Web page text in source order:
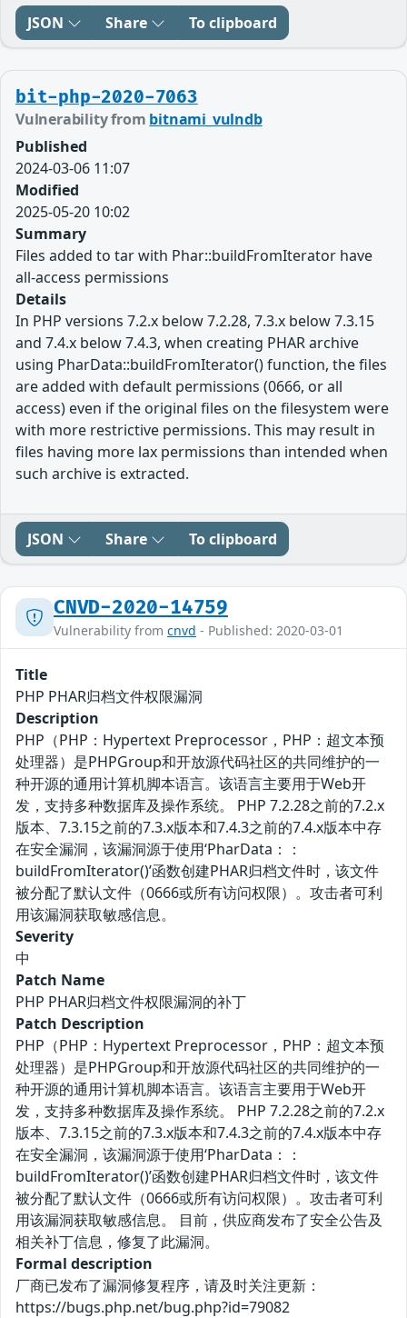
JSON Share To clipboard
bit-php-2020-7063
Vulnerability from bitnami_vulndb
Published
2024-03-06 11:07
Modified
2025-05-20 10:02
Summary
Files added to tar with Phar::buildFromIterator have
all-access permissions
Details
In PHP versions 7.2.x below 7.2.28, 7.3.x below 7.3.15
and 7.4.x below 7.4.3, when creating PHAR archive
using PharData::buildFromIterator() function, the files
are added with default permissions (0666, or all
access) even if the original files on the filesystem were
with more restrictive permissions. This may result in
files having more lax permissions than intended when
such archive is extracted.
JSON Share To clipboard
CNVD-2020-14759
Vulnerability from cnvd - Published: 2020-03-01
Title
PHP PHAR归档文件权限漏洞
Description
PHP（PHP：Hypertext Preprocessor，PHP：超文本预
处理器）是PHPGroup和开放源代码社区的共同维护的一
种开源的通用计算机脚本语言。该语言主要用于Web开
发，支持多种数据库及操作系统。 PHP 7.2.28之前的7.2.x
版本、7.3.15之前的7.3.x版本和7.4.3之前的7.4.x版本中存
在安全漏洞，该漏洞源于使用‘PharData：：
buildFromIterator()’函数创建PHAR归档文件时，该文件
被分配了默认文件（0666或所有访问权限）。攻击者可利
用该漏洞获取敏感信息。
Severity
中
Patch Name
PHP PHAR归档文件权限漏洞的补丁
Patch Description
PHP（PHP：Hypertext Preprocessor，PHP：超文本预
处理器）是PHPGroup和开放源代码社区的共同维护的一
种开源的通用计算机脚本语言。该语言主要用于Web开
发，支持多种数据库及操作系统。 PHP 7.2.28之前的7.2.x
版本、7.3.15之前的7.3.x版本和7.4.3之前的7.4.x版本中存
在安全漏洞，该漏洞源于使用‘PharData：：
buildFromIterator()’函数创建PHAR归档文件时，该文件
被分配了默认文件（0666或所有访问权限）。攻击者可利
用该漏洞获取敏感信息。 目前，供应商发布了安全公告及
相关补丁信息，修复了此漏洞。
Formal description
厂商已发布了漏洞修复程序，请及时关注更新：
https://bugs.php.net/bug.php?id=79082